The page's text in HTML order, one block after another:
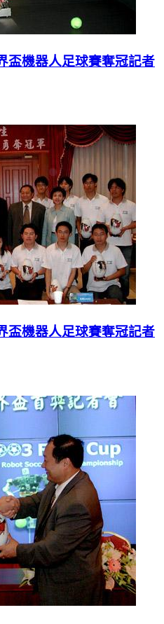
盃機器人足球賽奪冠記者
盃機器人足球賽奪冠記者